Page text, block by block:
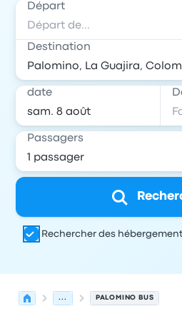
Départ
Destination
date
Passagers
Rechercher des
... PALOMINO BUS